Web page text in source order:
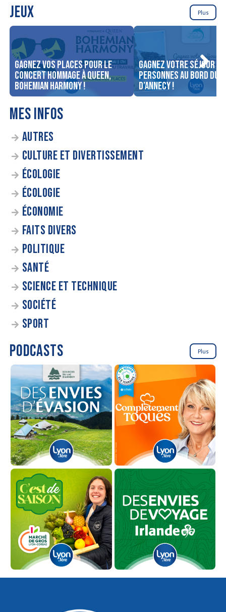
JEUX Plus
Gagnez vos places pour le
concert Hommage à Queen,
Bohemian Harmony !
Gagnez votre séjour
personnes au bord du
d’Annecy !
MES INFOS
AUTRES
CULTURE ET DIVERTISSEMENT
ÉCOLOGIE
ÉCOLOGIE
ÉCONOMIE
FAITS DIVERS
POLITIQUE
SANTÉ
SCIENCE ET TECHNIQUE
SOCIÉTÉ
SPORT
PODCASTS Plus